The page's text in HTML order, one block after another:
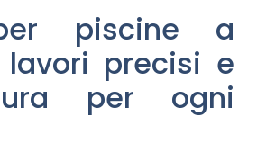
piscine a
lavori precisi e
per ogni